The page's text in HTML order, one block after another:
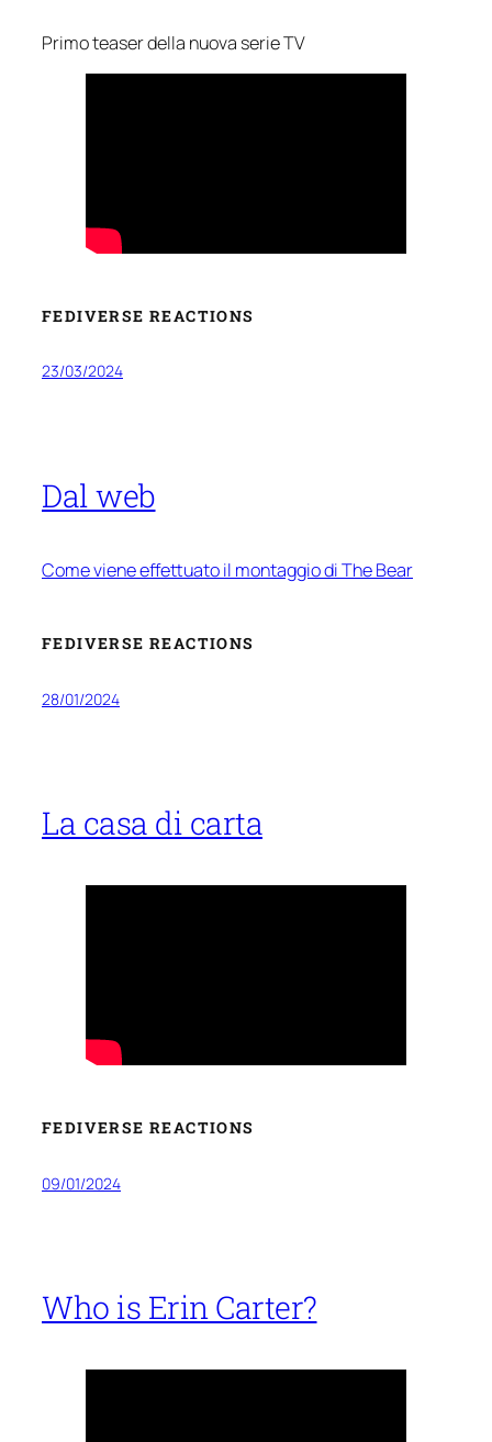
Primo teaser della nuova serie TV
FEDIVERSE REACTIONS
23/03/2024
Dal web
Come viene effettuato il montaggio di The Bear
FEDIVERSE REACTIONS
28/01/2024
La casa di carta
FEDIVERSE REACTIONS
09/01/2024
Who is Erin Carter?